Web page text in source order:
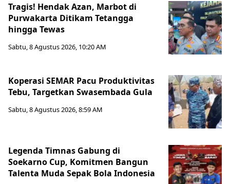
Tragis! Hendak Azan, Marbot di
Purwakarta Ditikam Tetangga
hingga Tewas
Sabtu, 8 Agustus 2026, 10:20 AM
Koperasi SEMAR Pacu Produktivitas
Tebu, Targetkan Swasembada Gula
Sabtu, 8 Agustus 2026, 8:59 AM
Legenda Timnas Gabung di
Soekarno Cup, Komitmen Bangun
Talenta Muda Sepak Bola Indonesia